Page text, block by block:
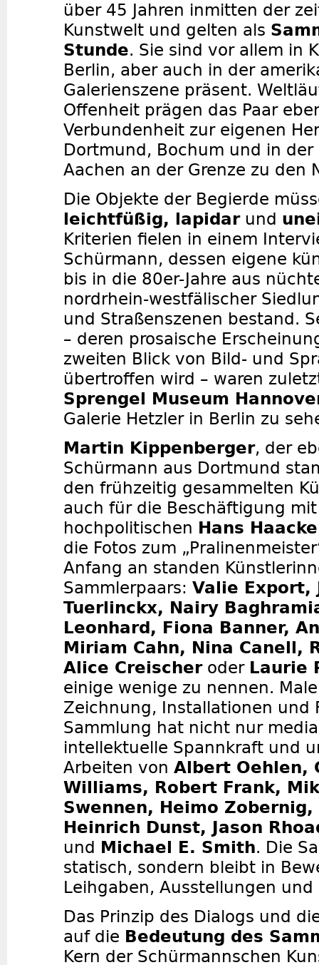
über 45 Jahren inmitten der
Kunstwelt und gelten als
Stunde. Sie sind vor allem in
Berlin, aber auch in der
Galerienszene präsent.
Offenheit prägen das Paar
Verbundenheit zur eigenen
Dortmund, Bochum und in der
Aachen an der Grenze zu den
Die Objekte der Begierde
leichtfüßig, lapidarund
Kriterien fielen in einem
Schürmann, dessen eigene
bis in die 80er-Jahre aus
nordrhein-westfälischer
und Straßenszenen bestand.
– deren prosaische
zweiten Blick von Bild- und
übertroffen wird – waren
Sprengel Museum
Galerie Hetzler in Berlin zu
Martin Kippenberger, der
Schürmann aus Dortmund
den frühzeitig gesammelten
auch für die Beschäftigung
hochpolitischen Hans Haacke
die Fotos zum
Anfang an standen
Sammlerpaars: Valie Export,
Tuerlinckx, Nairy
Leonhard, Fiona Banner,
Miriam Cahn, Nina Canell,
Alice Creischeroder Laurie
einige wenige zu nennen.
Zeichnung, Installationen und
Sammlung hat nicht nur
intellektuelle Spannkraft und
Arbeiten von Albert Oehlen,
Williams, Robert Frank,
Swennen, Heimo Zobernig,
Heinrich Dunst, Jason
und Michael E. Smith. Die
statisch, sondern bleibt in
Leihgaben, Ausstellungen
Das Prinzip des Dialogs und
auf die Bedeutung des
Kern der Schürmannschen